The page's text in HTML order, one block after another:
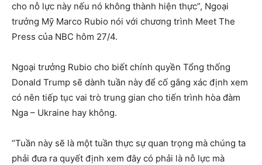
cho nỗ lực này nếu nó không thành hiện thực”, Ngoại
trưởng Mỹ Marco Rubio nói với chương trình Meet The
Press của NBC hôm 27/4.
Ngoại trưởng Rubio cho biết chính quyền Tổng thống
Donald Trump sẽ dành tuần này để cố gắng xác định xem
có nên tiếp tục vai trò trung gian cho tiến trình hòa đàm
Nga – Ukraine hay không.
“Tuần này sẽ là một tuần thực sự quan trọng mà chúng ta
phải đưa ra quyết định xem đây có phải là nỗ lực mà